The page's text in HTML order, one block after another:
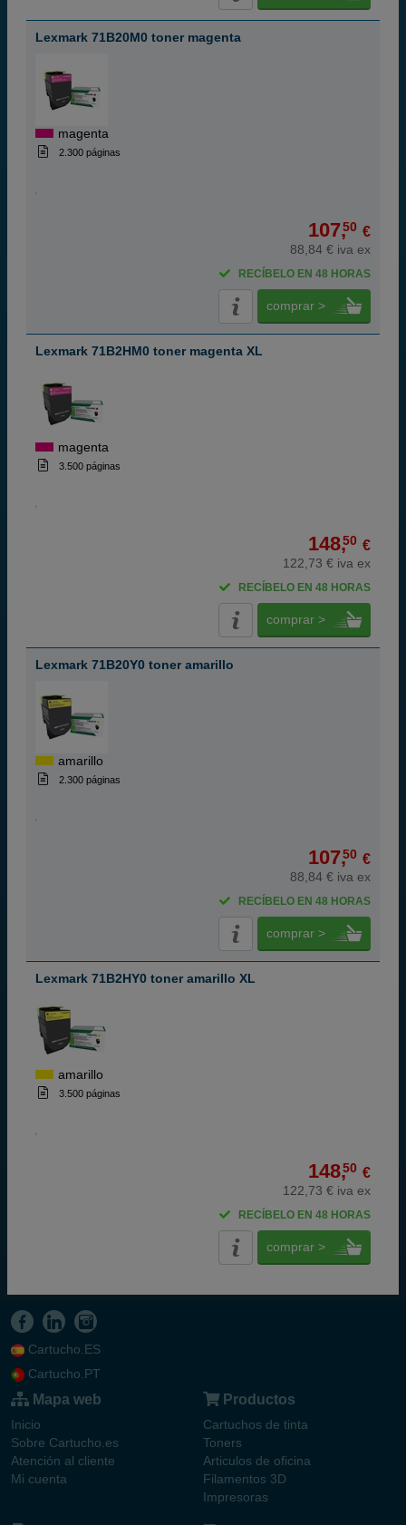
Lexmark 71B20M0 toner magenta
magenta
2.300 páginas
107,50 €
88,84 € iva ex
RECÍBELO EN 48 HORAS
comprar >
Lexmark 71B2HM0 toner magenta XL
magenta
3.500 páginas
148,50 €
122,73 € iva ex
RECÍBELO EN 48 HORAS
comprar >
Lexmark 71B20Y0 toner amarillo
amarillo
2.300 páginas
107,50 €
88,84 € iva ex
RECÍBELO EN 48 HORAS
comprar >
Lexmark 71B2HY0 toner amarillo XL
amarillo
3.500 páginas
148,50 €
122,73 € iva ex
RECÍBELO EN 48 HORAS
comprar >
Cartucho.ES
Cartucho.PT
Mapa web
Inicio
Sobre Cartucho.es
Atención al cliente
Mi cuenta
Productos
Cartuchos de tinta
Toners
Articulos de oficina
Filamentos 3D
Impresoras